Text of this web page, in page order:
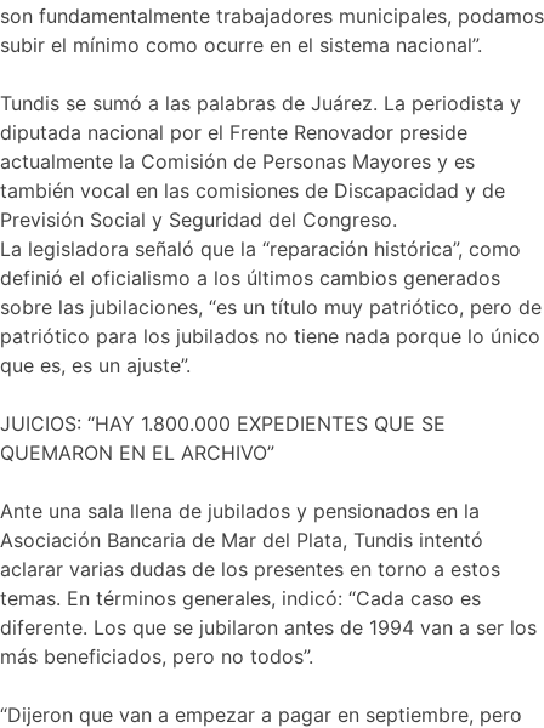
son fundamentalmente trabajadores municipales, podamos
subir el mínimo como ocurre en el sistema nacional”.
Tundis se sumó a las palabras de Juárez. La periodista y
diputada nacional por el Frente Renovador preside
actualmente la Comisión de Personas Mayores y es
también vocal en las comisiones de Discapacidad y de
Previsión Social y Seguridad del Congreso.
La legisladora señaló que la “reparación histórica”, como
definió el oficialismo a los últimos cambios generados
sobre las jubilaciones, “es un título muy patriótico, pero de
patriótico para los jubilados no tiene nada porque lo único
que es, es un ajuste”.
JUICIOS: “HAY 1.800.000 EXPEDIENTES QUE SE
QUEMARON EN EL ARCHIVO”
Ante una sala llena de jubilados y pensionados en la
Asociación Bancaria de Mar del Plata, Tundis intentó
aclarar varias dudas de los presentes en torno a estos
temas. En términos generales, indicó: “Cada caso es
diferente. Los que se jubilaron antes de 1994 van a ser los
más beneficiados, pero no todos”.
“Dijeron que van a empezar a pagar en septiembre, pero